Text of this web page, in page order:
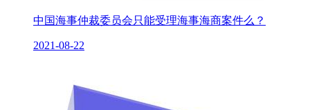
中国海事仲裁委员会只能受理海事海商案件么？
2021-08-22